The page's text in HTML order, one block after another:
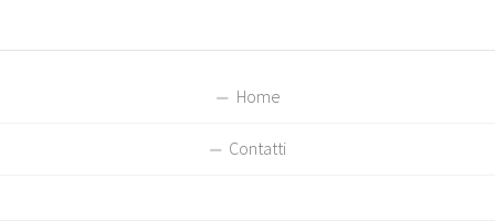
Home
Contatti